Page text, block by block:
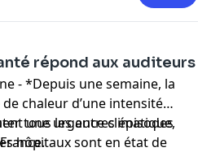
répond aux auditeurs
- *Depuis une semaine, la
chaleur d’une intensité
une urgence climatique,
hôpitaux sont en état de
tous les autres épisodes
.